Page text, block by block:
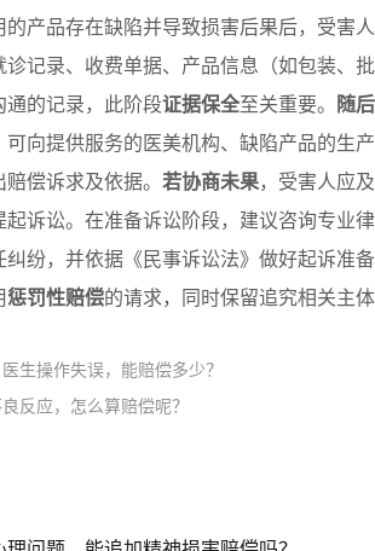
的产品存在缺陷并导致损害后果后，受害
记录、收费单据、产品信息（如包装、
的记录，此阶段证据保全至关重要。 随后
向提供服务的医美机构、缺陷产品的生
偿诉求及依据。 若协商未果，受害人应
诉讼。在准备诉讼阶段，建议咨询专业
纷，并依据《民事诉讼法》做好起诉准
惩罚性赔偿的请求，同时保留追究相关主
生操作失误，能赔偿多少？​
反应，怎么算赔偿呢？​